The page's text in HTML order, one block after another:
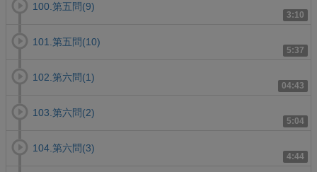
3:10
100.第五問(9)
5:37
101.第五問(10)
04:43
102.第六問(1)
5:04
103.第六問(2)
4:44
104.第六問(3)